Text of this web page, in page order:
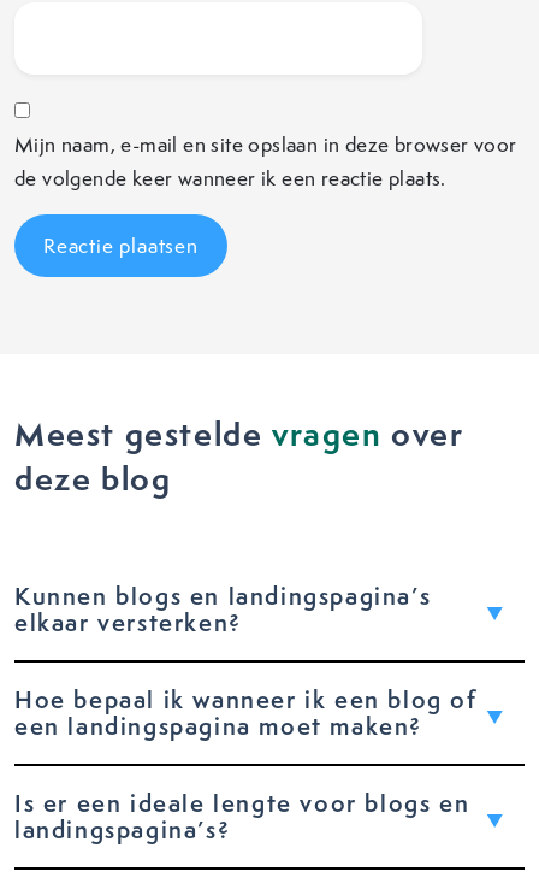
Mijn naam, e-mail en site opslaan in deze browser voor
de volgende keer wanneer ik een reactie plaats.
Meest gesteldevragen over
deze blog
Kunnen blogs en landingspagina’s
elkaar versterken?
Hoe bepaal ik wanneer ik een blog of
een landingspagina moet maken?
Is er een ideale lengte voor blogs en
landingspagina’s?